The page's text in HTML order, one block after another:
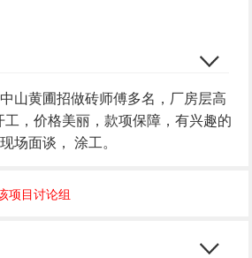
山黄圃招做砖师傅多名，厂房层高
，价格美丽，款项保障，有兴趣的
场面谈， 涂工。
项目讨论组